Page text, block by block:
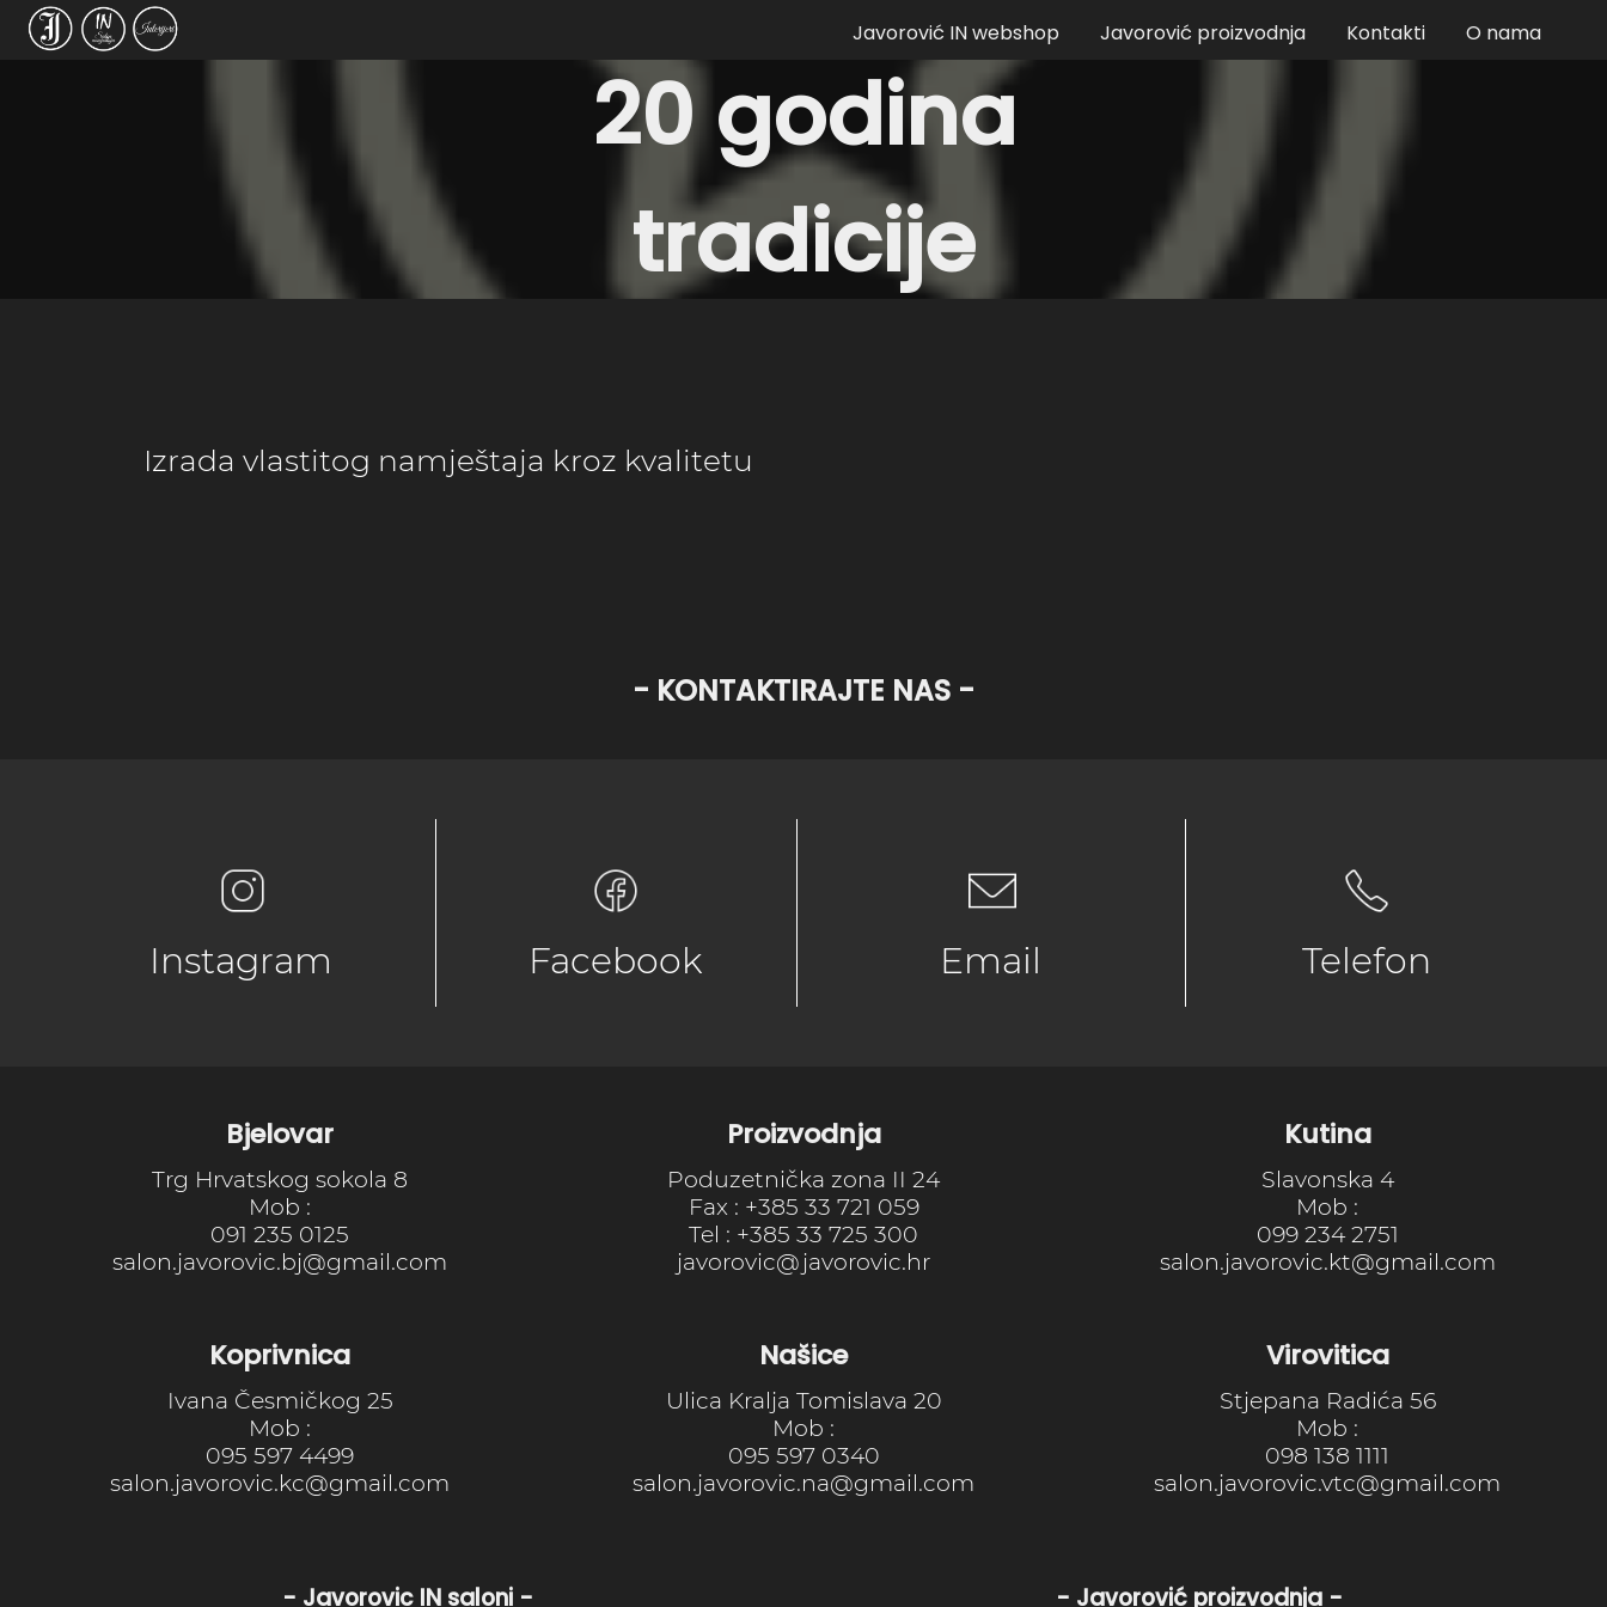
Javorović IN webshop Javorović proizvodnja Kontakti O nama
20 godina
tradicije
Izrada vlastitog namještaja kroz kvalitetu
- KONTAKTIRAJTE NAS -
Instagram Facebook Email Telefon
Bjelovar
Trg Hrvatskog sokola 8
Mob :
091 235 0125
salon.javorovic.bj@gmail.com
Proizvodnja
Poduzetnička zona II 24
Fax : +385 33 721 059
Tel : +385 33 725 300
javorovic@javorovic.hr
Kutina
Slavonska 4
Mob :
099 234 2751
salon.javorovic.kt@gmail.com
Koprivnica
Ivana Česmičkog 25
Mob :
095 597 4499
salon.javorovic.kc@gmail.com
Našice
Ulica Kralja Tomislava 20
Mob :
095 597 0340
salon.javorovic.na@gmail.com
Virovitica
Stjepana Radića 56
Mob :
098 138 1111
salon.javorovic.vtc@gmail.com
- Javorovic IN saloni - - Javorović proizvodnja -